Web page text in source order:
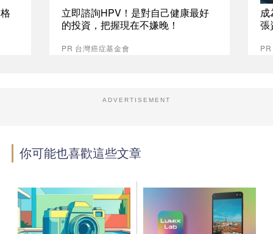
立即諮詢HPV！是對自己健康最好
的投資，把握現在不嫌晚！
PR 台灣癌症基金會
成
張
ADVERTISEMENT
你可能也喜歡這些文章